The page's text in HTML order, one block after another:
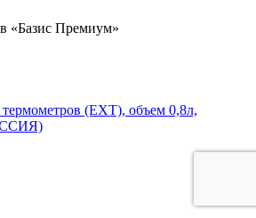
«Базис Премиум»
термометров (ЕХТ), объем 0,8л,